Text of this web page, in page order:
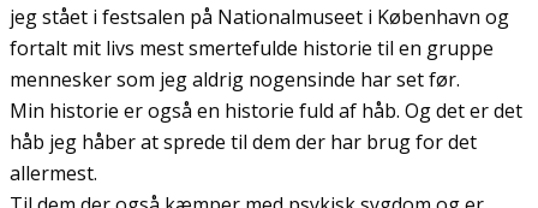
jeg stået i festsalen på Nationalmuseet i København og
fortalt mit livs mest smertefulde historie til en gruppe
mennesker som jeg aldrig nogensinde har set før.
Min historie er også en historie fuld af håb. Og det er det
håb jeg håber at sprede til dem der har brug for det
allermest.